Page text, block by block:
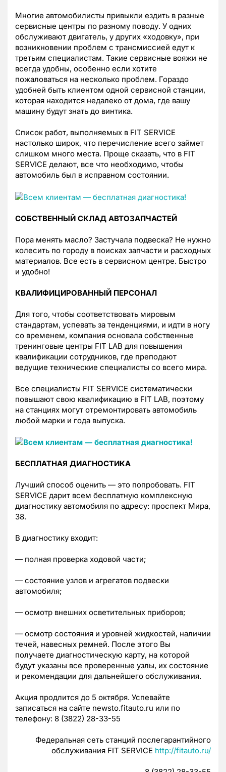
Многие автомобилисты привыкли ездить в разные
сервисные центры по разному поводу. У одних
обслуживают двигатель, у других «ходовку», при
возникновении проблем с трансмиссией едут к
третьим специалистам. Такие сервисные вояжи не
всегда удобны, особенно если хотите
пожаловаться на несколько проблем. Гораздо
удобней быть клиентом одной сервисной станции,
которая находится недалеко от дома, где вашу
машину будут знать до винтика.
Список работ, выполняемых в FIT SERVICE
настолько широк, что перечисление всего займет
слишком много места. Проще сказать, что в FIT
SERVICE делают, все что необходимо, чтобы
автомобиль был в исправном состоянии.
СОБСТВЕННЫЙ СКЛАД АВТОЗАПЧАСТЕЙ
Пора менять масло? Застучала подвеска? Не нужно
колесить по городу в поисках запчасти и расходных
материалов. Все есть в сервисном центре. Быстро
и удобно!
КВАЛИФИЦИРОВАННЫЙ ПЕРСОНАЛ
Для того, чтобы соответствовать мировым
стандартам, успевать за тенденциями, и идти в ногу
со временем, компания основала собственные
тренинговые центры FIT LAB для повышения
квалификации сотрудников, где преподают
ведущие технические специалисты со всего мира.
Все специалисты FIT SERVICE систематически
повышают свою квалификацию в FIT LAB, поэтому
на станциях могут отремонтировать автомобиль
любой марки и года выпуска.
БЕСПЛАТНАЯ ДИАГНОСТИКА
Лучший способ оценить — это попробовать. FIT
SERVICE дарит всем бесплатную комплексную
диагностику автомобиля по адресу: проспект Мира,
38.
В диагностику входит:
— полная проверка ходовой части;
— состояние узлов и агрегатов подвески
автомобиля;
— осмотр внешних осветительных приборов;
— осмотр состояния и уровней жидкостей, наличии
течей, навесных ремней. После этого Вы
получаете диагностическую карту, на которой
будут указаны все проверенные узлы, их состояние
и рекомендации для дальнейшего обслуживания.
Акция продлится до 5 октября. Успевайте
записаться на сайте newsto.fitauto.ru или по
телефону: 8 (3822) 28-33-55
Федеральная сеть станций послегарантийного
обслуживания FIT SERVICE http://fitauto.ru/